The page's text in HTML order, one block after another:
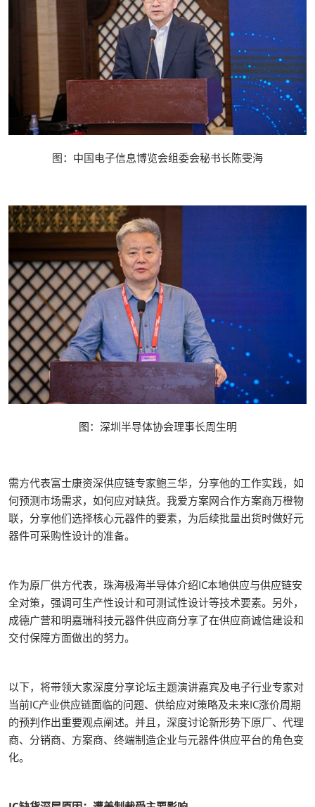
图：中国电子信息博览会组委会秘书长陈雯海
图：深圳半导体协会理事长周生明
需方代表富士康资深供应链专家鲍三华，分享他的工作实践，如
何预测市场需求，如何应对缺货。我爱方案网合作方案商万橙物
联，分享他们选择核心元器件的要素，为后续批量出货时做好元
器件可采购性设计的准备。
作为原厂供方代表，珠海极海半导体介绍IC本地供应与供应链安
全对策，强调可生产性设计和可测试性设计等技术要素。另外，
成德广营和明嘉瑞科技元器件供应商分享了在供应商诚信建设和
交付保障方面做出的努力。
以下，将带领大家深度分享论坛主题演讲嘉宾及电子行业专家对
当前IC产业供应链面临的问题、供给应对策略及未来IC涨价周期
的预判作出重要观点阐述。并且，深度讨论新形势下原厂、代理
商、分销商、方案商、终端制造企业与元器件供应平台的角色变
化。